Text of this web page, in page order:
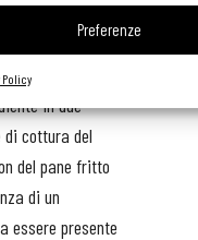
Preferenze
Policy
da Innocenti
può dar vita a due
aurea dell’alta
in due
di cottura del
del pane fritto
di un
essere presente